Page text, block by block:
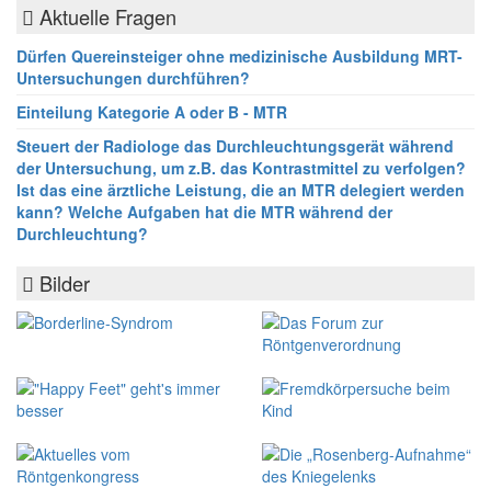
Aktuelle Fragen
Dürfen Quereinsteiger ohne medizinische Ausbildung MRT-
Untersuchungen durchführen?
Einteilung Kategorie A oder B - MTR
Steuert der Radiologe das Durchleuchtungsgerät während
der Untersuchung, um z.B. das Kontrastmittel zu verfolgen?
Ist das eine ärztliche Leistung, die an MTR delegiert werden
kann? Welche Aufgaben hat die MTR während der
Durchleuchtung?
Bilder